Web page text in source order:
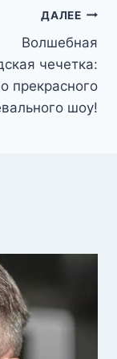
ДАЛЕЕ
Волшебная
чечетка:
прекрасного
шоу!